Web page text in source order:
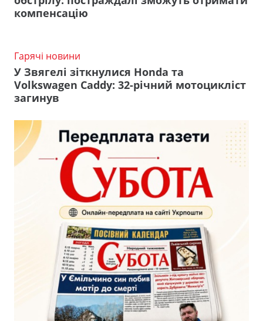
компенсацію
Гарячі новини
У Звягелі зіткнулися Honda та
Volkswagen Caddy: 32-річний мотоцикліст
загинув